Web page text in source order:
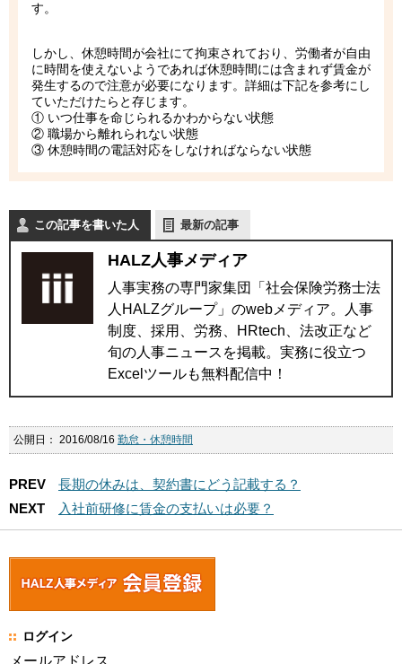
す。
しかし、休憩時間が会社にて拘束されており、労働者が自由
に時間を使えないようであれば休憩時間には含まれず賃金が
発生するので注意が必要になります。詳細は下記を参考にし
ていただけたらと存じます。
① いつ仕事を命じられるかわからない状態
② 職場から離れられない状態
③ 休憩時間の電話対応をしなければならない状態
この記事を書いた人 最新の記事
HALZ人事メディア
人事実務の専門家集団「社会保険労務士法
人HALZグループ」のwebメディア。人事
制度、採用、労務、HRtech、法改正など
旬の人事ニュースを掲載。実務に役立つ
Excelツールも無料配信中！
公開日： 2016/08/16 勤怠・休憩時間
PREV
長期の休みは、契約書にどう記載する？
NEXT
入社前研修に賃金の支払いは必要？
ログイン
メールアドレス